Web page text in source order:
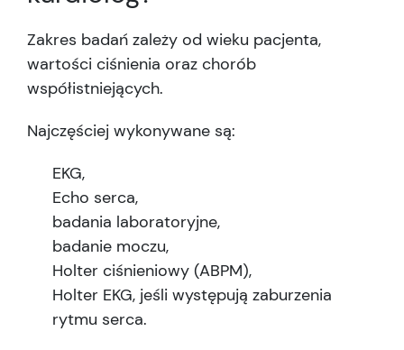
Zakres badań zależy od wieku pacjenta,
wartości ciśnienia oraz chorób
współistniejących.
Najczęściej wykonywane są:
EKG,
Echo serca,
badania laboratoryjne,
badanie moczu,
Holter ciśnieniowy (ABPM),
Holter EKG, jeśli występują zaburzenia
rytmu serca.